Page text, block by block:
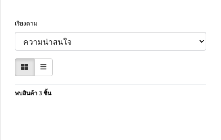
เรียงตาม
พบสินค้า 3 ชิ้น